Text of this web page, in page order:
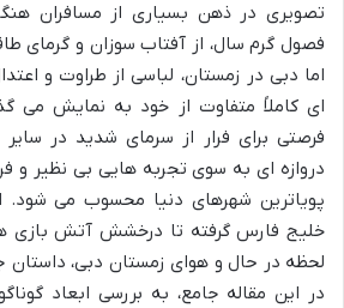
تصویری در ذهن بسیاری از مسافران
فصول گرم سال، از آفتاب سوزان و گرمای
اما دبی در زمستان، لباسی از طراوت و
ای کاملاً متفاوت از خود به نمایش می
فرصتی برای فرار از سرمای شدید در
دروازه ای به سوی تجربه هایی بی نظیر و
پویاترین شهرهای دنیا محسوب می شود.
خلیج فارس گرفته تا درخشش آتش بازی
لحظه در حال و هوای زمستان دبی، داستان
در این مقاله جامع، به بررسی ابعاد